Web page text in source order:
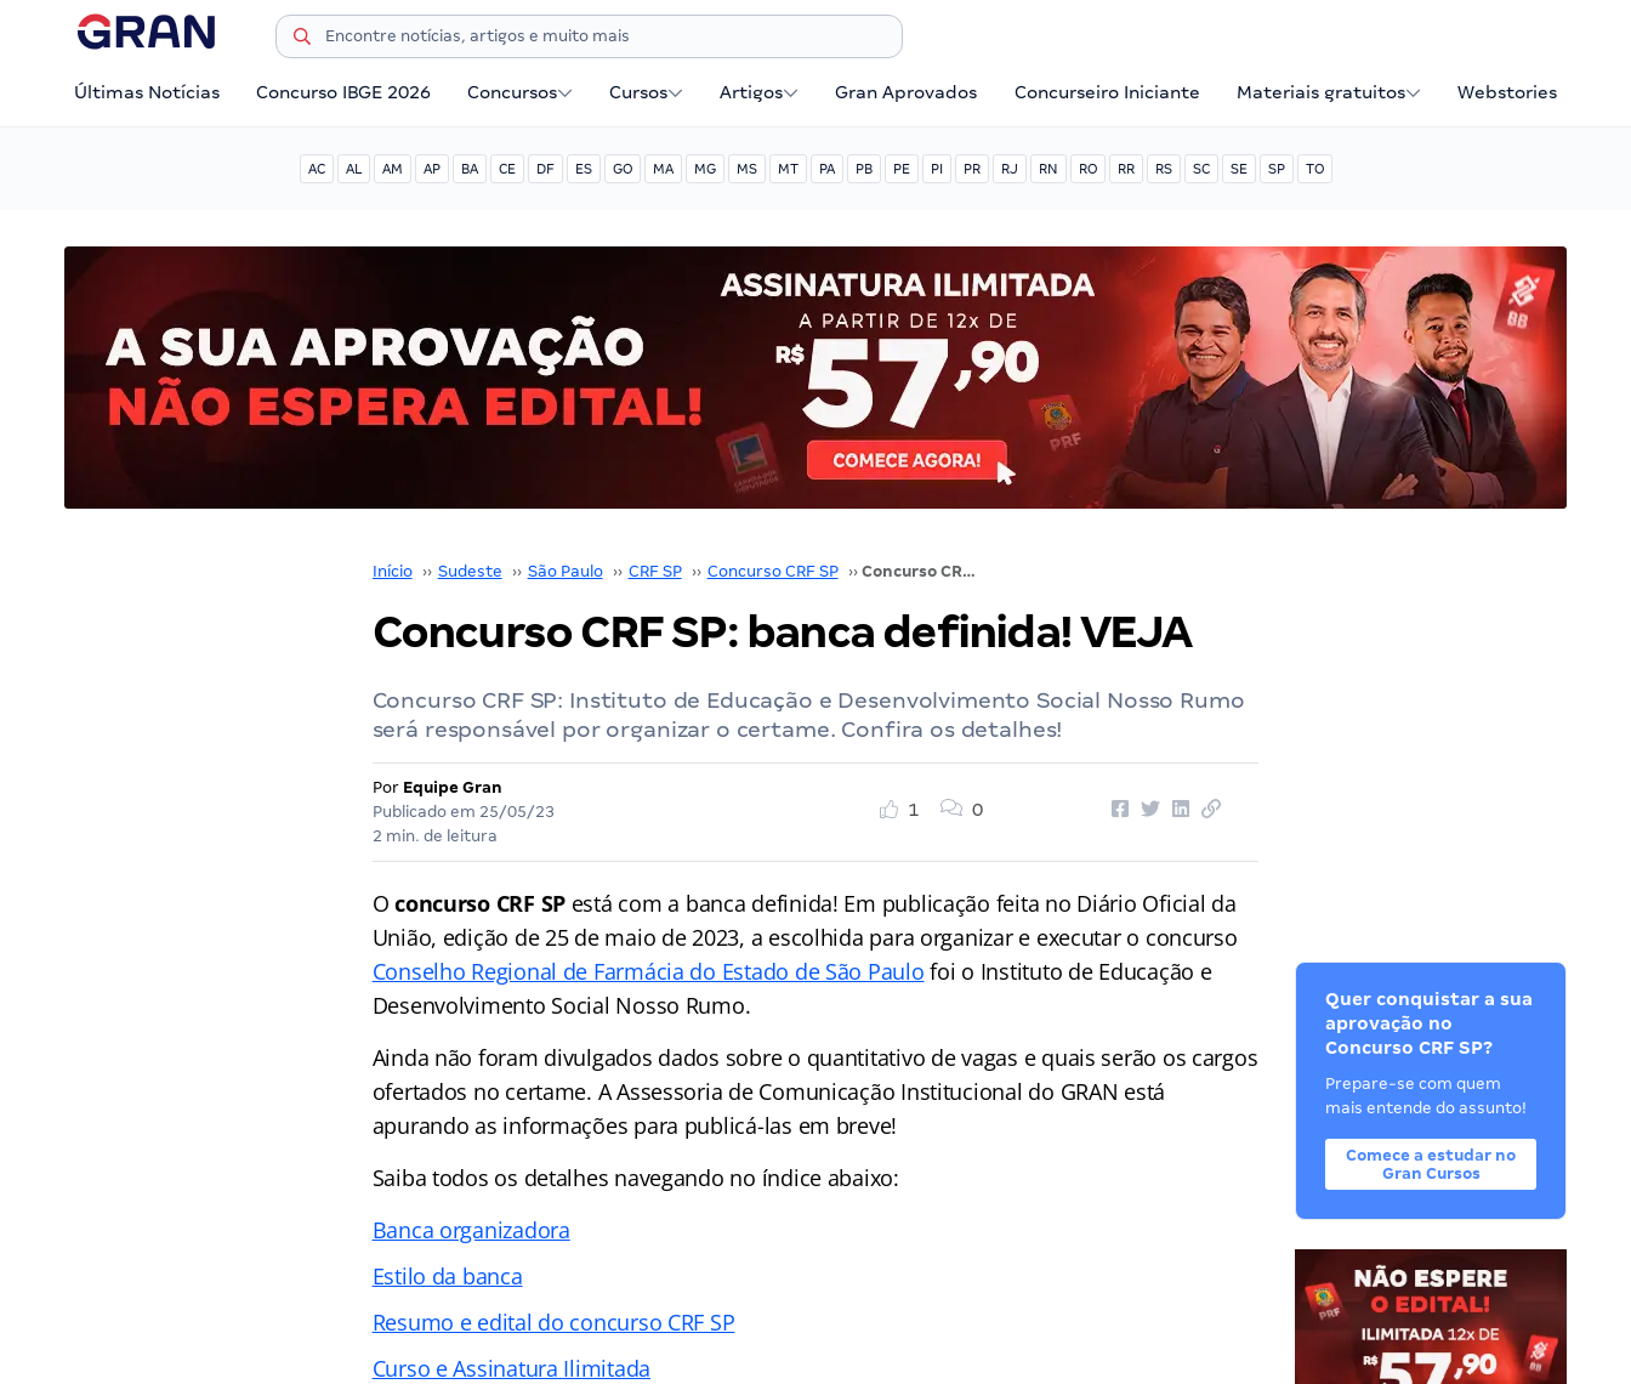
Últimas Notícias Concurso IBGE 2026 Concursos Cursos Artigos Gran Aprovados Concurseiro Iniciante Materiais gratuitos Webstories
AC AL AM AP BA CE DF ES GO MA MG MS MT PA PB PE PI PR RJ RN RO RR RS SC SE SP TO
Início ›› Sudeste ›› São Paulo ›› CRF SP ›› Concurso CRF SP ›› Concurso CRF SP: banca definida! VEJA
Concurso CRF SP: banca definida! VEJA
Concurso CRF SP: Instituto de Educação e Desenvolvimento Social Nosso Rumo
será responsável por organizar o certame. Confira os detalhes!
Por Equipe Gran
Publicado em 25/05/23
2 min. de leitura
1 0
Oconcurso CRF SP está com a banca definida! Em publicação feita no Diário Oficial da
União, edição de 25 de maio de 2023, a escolhida para organizar e executar o concurso
Conselho Regional de Farmácia do Estado de São Paulo foi o Instituto de Educação e
Desenvolvimento Social Nosso Rumo.
Ainda não foram divulgados dados sobre o quantitativo de vagas e quais serão os cargos
ofertados no certame. A Assessoria de Comunicação Institucional do GRAN está
apurando as informações para publicá-las em breve!
Saiba todos os detalhes navegando no índice abaixo:
Banca organizadora
Estilo da banca
Resumo e edital do concurso CRF SP
Curso e Assinatura Ilimitada
Quer conquistar a sua
aprovação no
Concurso CRF SP?
Prepare-se com quem
mais entende do assunto!
Comece a estudar no
Gran Cursos